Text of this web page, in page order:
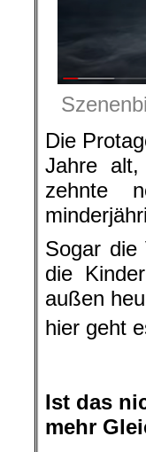
Die
Jahre
zehnte
Sogar die
die
außen
hier geht
Ist das
mehr